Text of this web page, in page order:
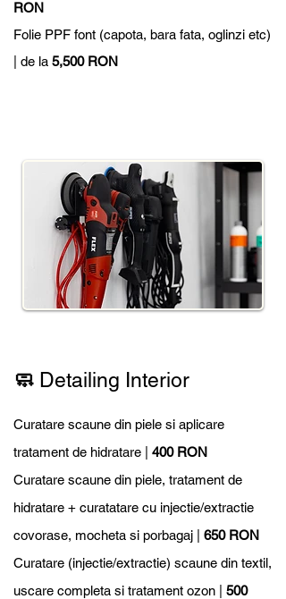
RON
Folie PPF font (capota, bara fata, oglinzi etc)
| de la 5,500 RON
🧼 Detailing Interior
Curatare scaune din piele si aplicare
tratament de hidratare | 400 RON
Curatare scaune din piele, tratament de
hidratare + curatatare cu injectie/extractie
covorase, mocheta si porbagaj | 650 RON
Curatare (injectie/extractie) scaune din textil,
uscare completa si tratament ozon | 500